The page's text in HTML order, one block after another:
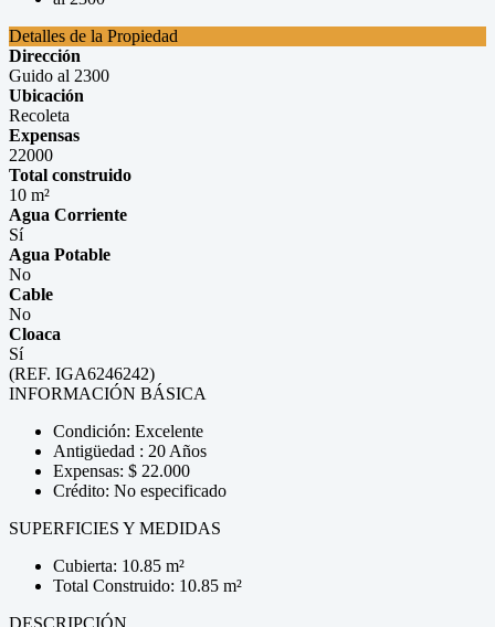
Detalles de la Propiedad
Dirección
Guido al 2300
Ubicación
Recoleta
Expensas
22000
Total construido
10 m²
Agua Corriente
Sí
Agua Potable
No
Cable
No
Cloaca
Sí
(REF. IGA6246242)
INFORMACIÓN BÁSICA
Condición: Excelente
Antigüedad : 20 Años
Expensas: $ 22.000
Crédito: No especificado
SUPERFICIES Y MEDIDAS
Cubierta: 10.85 m²
Total Construido: 10.85 m²
DESCRIPCIÓN